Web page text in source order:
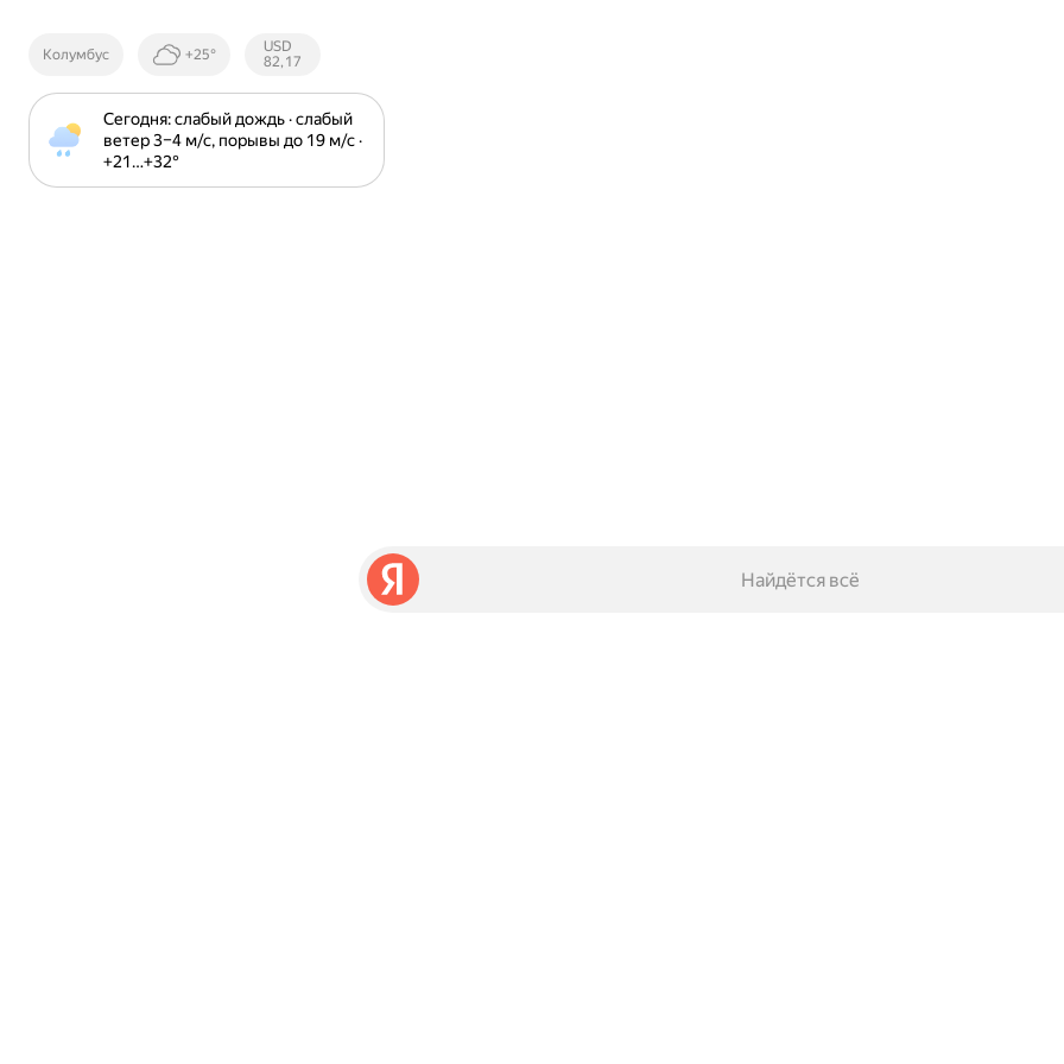
Колумбус +25°
Курсы ЦБ
РФ
USD
82,17
Сегодня: слабый дождь · слабый
ветер 3⁠–⁠4 м⁠/⁠с, порывы до 19 м⁠/⁠с ·
+21⁠…⁠+32⁠°